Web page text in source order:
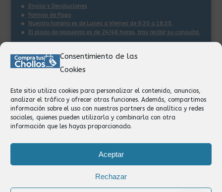
Consentimiento de las
Cookies
Este sitio utiliza cookies para personalizar el contenido, anuncios,
analizar el tráfico y ofrecer otras funciones. Además, compartimos
información sobre el uso con nuestros partners de analítica y redes
sociales, quienes pueden utilizarla y combinarla con otra
información que les hayas proporcionado.
Aceptar
Rechazar
Envios y Devoluciones
Formas de Pago
Nuestro horario es de Lunes a Viernes de 9:30 a 18:30.
El plazo de respuesta es de 24/48 horas, tras recibir su consulta.
Contacto:
Facturación
Devoluciones
Privacidad
Formas de Pago